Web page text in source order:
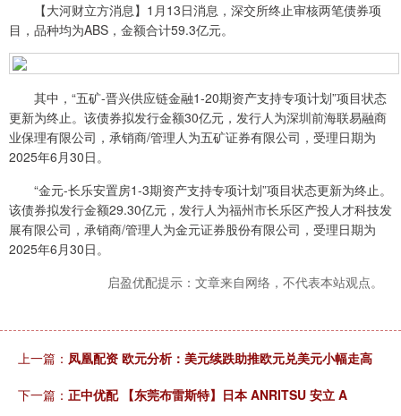
【大河财立方消息】1月13日消息，深交所终止审核两笔债券项
目，品种均为ABS，金额合计59.3亿元。
其中，“五矿-晋兴供应链金融1-20期资产支持专项计划”项目状态
更新为终止。该债券拟发行金额30亿元，发行人为深圳前海联易融商
业保理有限公司，承销商/管理人为五矿证券有限公司，受理日期为
2025年6月30日。
“金元-长乐安置房1-3期资产支持专项计划”项目状态更新为终止。
该债券拟发行金额29.30亿元，发行人为福州市长乐区产投人才科技发
展有限公司，承销商/管理人为金元证券股份有限公司，受理日期为
2025年6月30日。
启盈优配提示：文章来自网络，不代表本站观点。
上一篇： 凤凰配资 欧元分析：美元续跌助推欧元兑美元小幅走高
下一篇： 正中优配 【东莞布雷斯特】日本 ANRITSU 安立 A